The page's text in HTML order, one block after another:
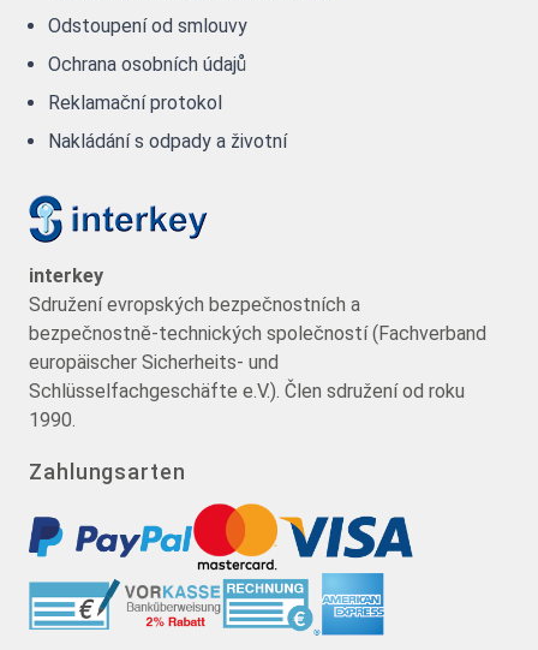
Odstoupení od smlouvy
Ochrana osobních údajů
Reklamační protokol
Nakládání s odpady a životní
interkey
Sdružení evropských bezpečnostních a
bezpečnostně-technických společností (Fachverband
europäischer Sicherheits- und
Schlüsselfachgeschäfte e.V.). Člen sdružení od roku
1990.
Zahlungsarten